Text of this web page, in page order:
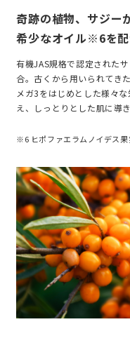
奇跡の植物、サジー
希少なオイル※6を
有機JAS規格で認定された
合。古くから用いられてき
メガ3をはじめとした様々
え、しっとりとした肌に導き
※6 ヒポファエラムノイデス果